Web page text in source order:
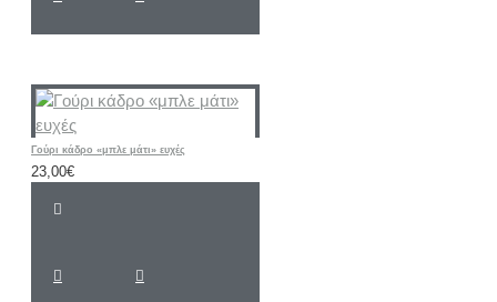
Γούρι κάδρο «μπλε μάτι» ευχές
23,00€